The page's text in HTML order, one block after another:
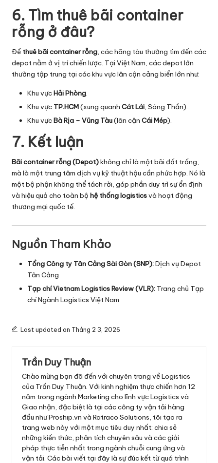
6. Tìm thuê bãi container
rỗng ở đâu?
Để thuê bãi container rỗng, các hãng tàu thường tìm đến các
depot nằm ở vị trí chiến lược. Tại Việt Nam, các depot lớn
thường tập trung tại các khu vực lân cận cảng biển lớn như:
Khu vựcHải Phòng.
Khu vực TP.HCM(xung quanh Cát Lái, Sóng Thần).
Khu vựcBà Rịa – Vũng Tàu(lân cận Cái Mép).
7. Kết luận
Bãi container rỗng (Depot)không chỉ là một bãi đất trống,
mà là một trung tâm dịch vụ kỹ thuật hậu cần phức hợp. Nó là
một bộ phận không thể tách rời, góp phần duy trì sự ổn định
và hiệu quả cho toàn bộ hệ thống logisticsvà hoạt động
thương mại quốc tế.
Nguồn Tham Khảo
Tổng Công ty Tân Cảng Sài Gòn (SNP):Dịch vụ Depot
Tân Cảng
Tạp chí Vietnam Logistics Review (VLR): Trang chủ Tạp
chí Ngành Logistics Việt Nam
Last updated on Tháng 2 3, 2026
Trần Duy Thuận
Chào mừng bạn đã đến với chuyên trang về Logistics
của Trần Duy Thuận. Với kinh nghiệm thực chiến hơn 12
năm trong ngành Marketing cho lĩnh vực Logistics và
Giao nhận, đặc biệt là tại các công ty vận tải hàng
đầu như Proship.vn và Ratraco Solutions, tôi tạo ra
trang web này với một mục tiêu duy nhất: chia sẻ
những kiến thức, phân tích chuyên sâu và các giải
pháp thực tiễn nhất trong ngành chuỗi cung ứng và
vận tải. Các bài viết tại đây là sự đúc kết từ quá trình